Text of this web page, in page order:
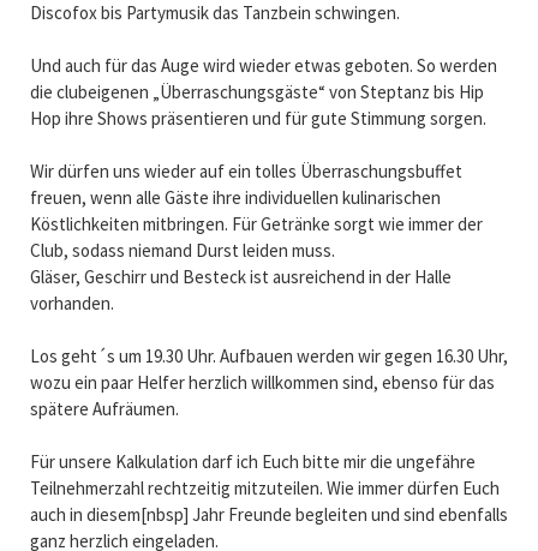
Discofox bis Partymusik das Tanzbein schwingen.
Und auch für das Auge wird wieder etwas geboten. So werden
die clubeigenen „Überraschungsgäste“ von Steptanz bis Hip
Hop ihre Shows präsentieren und für gute Stimmung sorgen.
Wir dürfen uns wieder auf ein tolles Überraschungsbuffet
freuen, wenn alle Gäste ihre individuellen kulinarischen
Köstlichkeiten mitbringen. Für Getränke sorgt wie immer der
Club, sodass niemand Durst leiden muss.
Gläser, Geschirr und Besteck ist ausreichend in der Halle
vorhanden.
Los geht´s um 19.30 Uhr. Aufbauen werden wir gegen 16.30 Uhr,
wozu ein paar Helfer herzlich willkommen sind, ebenso für das
spätere Aufräumen.
Für unsere Kalkulation darf ich Euch bitte mir die ungefähre
Teilnehmerzahl rechtzeitig mitzuteilen. Wie immer dürfen Euch
auch in diesem[nbsp] Jahr Freunde begleiten und sind ebenfalls
ganz herzlich eingeladen.